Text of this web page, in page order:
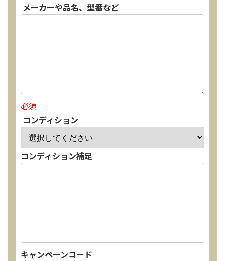
メーカーや品名、型番など
必須
コンディション
コンディション補足
キャンペーンコード